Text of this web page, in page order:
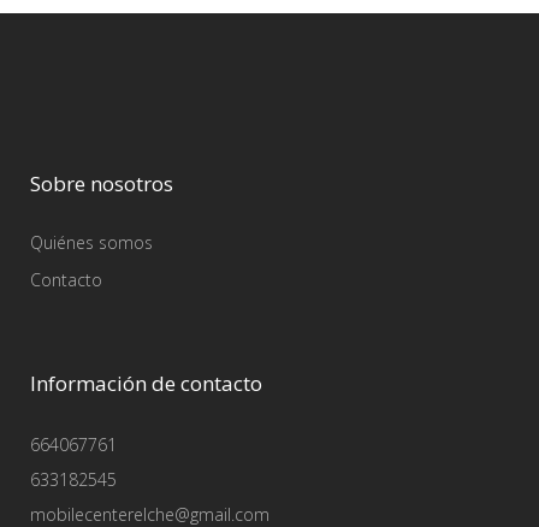
Sobre nosotros
Quiénes somos
Contacto
Información de contacto
664067761
633182545
mobilecenterelche@gmail.com